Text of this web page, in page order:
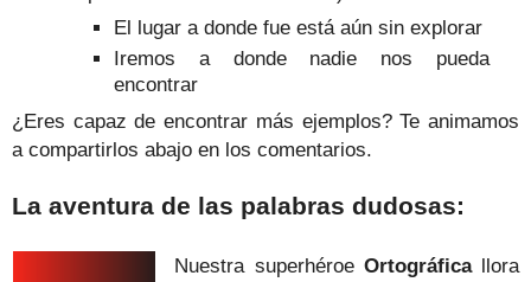
El lugar a donde fue está aún sin explorar
Iremos a donde nadie nos pueda
encontrar
¿Eres capaz de encontrar más ejemplos? Te animamos
a compartirlos abajo en los comentarios.
La aventura de las palabras dudosas:
Nuestra superhéroe Ortográficallora